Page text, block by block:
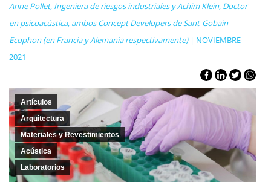
Anne Pollet, Ingeniera de riesgos industriales y Achim Klein, Doctor
en psicoacústica, ambos Concept Developers de Sant-Gobain
Ecophon (en Francia y Alemania respectivamente)| NOVIEMBRE
2021
Artículos
Arquitectura
Materiales y Revestimientos
Acústica
Laboratorios